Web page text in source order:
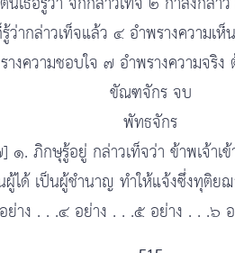
ว่ากล่าวเท็จแล้ว ๔ อำพรางความเ
งความชอบใจ ๗ อำพรางความจริง
ขัณฑจักร จบ
พัทธจักร
. ภิกษุรู้อยู่ กล่าวเท็จว่า ข้าพเจ้าเข้
ผู้ได้ เป็นผู้ชำนาญ ทำให้แจ้งซึ่งทุติ
ย่าง . . .๔ อย่าง . . .๕ อย่าง . . .๖